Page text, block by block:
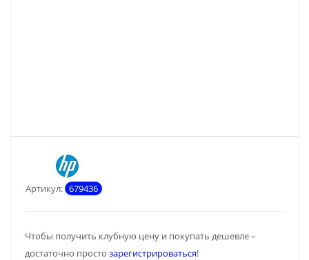
Артикул: 679436
Чтобы получить клубную цену и покупать дешевле –
достаточно просто зарегистрироваться!